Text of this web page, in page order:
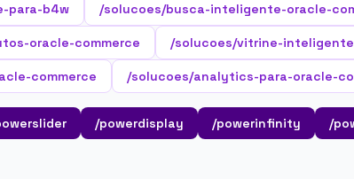
para-b4w /solucoes/busca-inteligente-oracle-
oracle-commerce /solucoes/vitrine-
commerce /solucoes/analytics-para-oracle-
/powerdisplay /powerinfinity /